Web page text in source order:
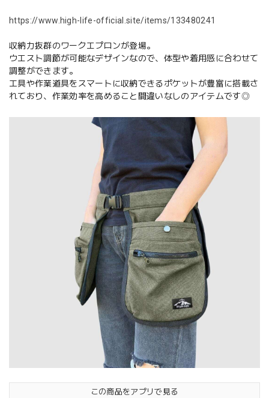
https://www.high-life-official.site/items/133480241
収納力抜群のワークエプロンが登場。
ウエスト調節が可能なデザインなので、体型や着用感に合わせて
調整ができます。
工具や作業道具をスマートに収納できるポケットが豊富に搭載さ
れており、作業効率を高めること間違いなしのアイテムです◎
この商品をアプリで見る